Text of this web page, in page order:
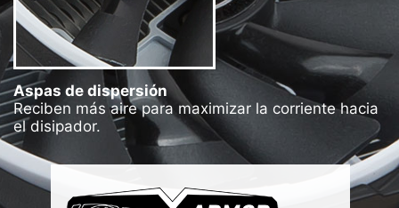
Aspas de dispersión
Reciben más aire para maximizar la corriente hacia
el disipador.